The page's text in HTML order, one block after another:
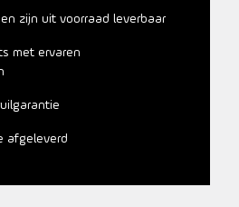
zijn uit voorraad leverbaar
met ervaren
afgeleverd